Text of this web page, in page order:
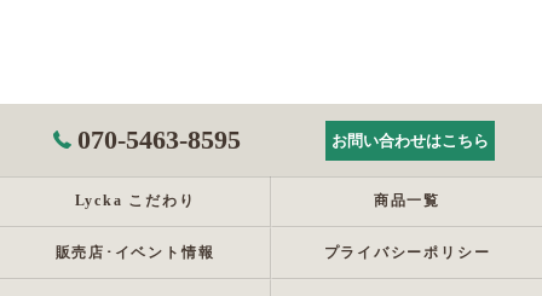
070-5463-8595 お問い合わせはこちら
Lycka こだわり 商品一覧
販売店･イベント情報 プライバシーポリシー